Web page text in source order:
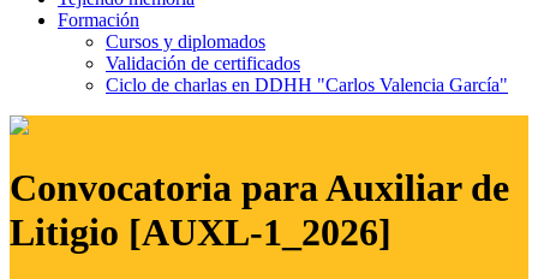
Formación
Cursos y diplomados
Validación de certificados
Ciclo de charlas en DDHH "Carlos Valencia García"
Convocatoria para Auxiliar de
Litigio [AUXL-1_2026]